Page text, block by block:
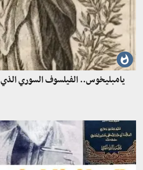
يامبليخوس.. الفيلسوف السوري